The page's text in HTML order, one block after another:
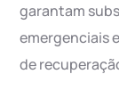
garantam
emergenciais
de